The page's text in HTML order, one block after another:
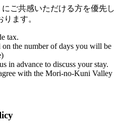
ご共感いただける方を優先し
ます。
tax.
on the number of days you will be
in advance to discuss your stay.
with the Mori-no-Kuni Valley